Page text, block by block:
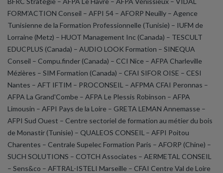
FORM'ACTION Conseil – AFPI 54 – AFORP Neuilly – Agence
Tunisienne de la Formation Professionnelle (Tunisie) – IUFM de
Lorraine (Metz) – HUOT Management Inc (Canada) – TESCULT
EDUCPLUS (Canada) – AUDIO LOOK Formation – SINEQUA
Conseil – Compu.finder (Canada) – CCI Nice – AFPA Charleville
Mézières – SIM Formation (Canada) – CFAI SIFOR OISE – CESI
Nantes – AFT IFTIM – PROCONSEIL – AFPMA CFAI Peronnas –
AFPA La Grand'Combe – AFPA Le Plessis Robinson – AFPA
Limousin – AFPI Pays de la Loire – GRETA LEMAN Annemasse –
AFPI Sud Ouest – Centre sectoriel de formation au métier du bois
de Monastir (Tunisie) – QUALEOS CONSEIL – AFPI Poitou
Charentes – Centrale Supelec Formation Paris – AFORP (Chine) –
SUCH SOLUTIONS – COTCH Associates – AERMETAL CONSEIL
– Sens&co – AFTRAL-ISTELI Marseille – CFAI Centre Val de Loire